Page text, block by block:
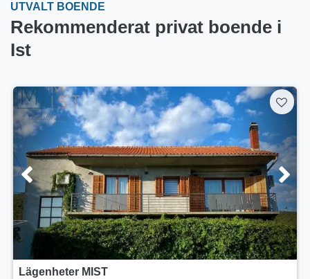
UTVALT BOENDE
Rekommenderat privat boende i
Ist
Lägenheter MIST